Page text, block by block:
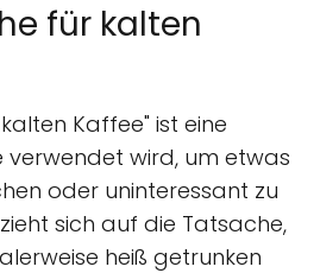
für kalten
Kaffee" ist eine
verwendet wird, um etwas
oder uninteressant zu
sich auf die Tatsache,
heiß getrunken